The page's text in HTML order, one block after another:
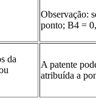
Observação:
ponto; B4 =
da
A patente
atribuída a